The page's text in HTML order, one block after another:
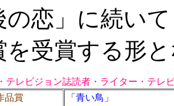
の恋」に続い
を受賞する形
テレビジョン誌読者・ライター・テレ
品賞
「青い鳥」